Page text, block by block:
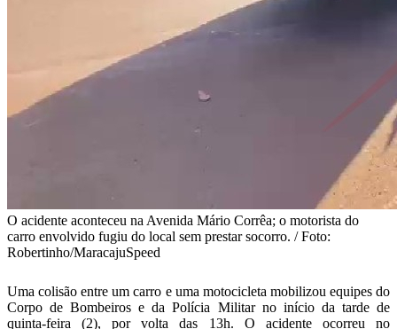
O acidente aconteceu na Avenida Mário Corrêa; o motorista do
carro envolvido fugiu do local sem prestar socorro. / Foto:
Robertinho/MaracajuSpeed
Uma colisão entre um carro e uma motocicleta mobilizou equipes do
Corpo de Bombeiros e da Polícia Militar no início da tarde de
quinta-feira (2), por volta das 13h. O acidente ocorreu no